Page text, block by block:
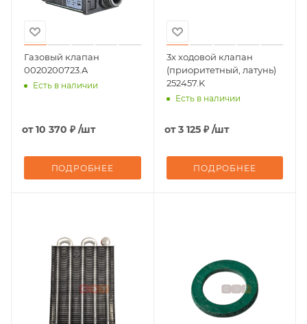
Газовый клапан
0020200723.A
Есть в наличии
от10 370 ₽ /шт
ПОДРОБНЕЕ
3х ходовой клапан
(приоритетный, латунь)
252457.K
Есть в наличии
от3 125 ₽ /шт
ПОДРОБНЕЕ